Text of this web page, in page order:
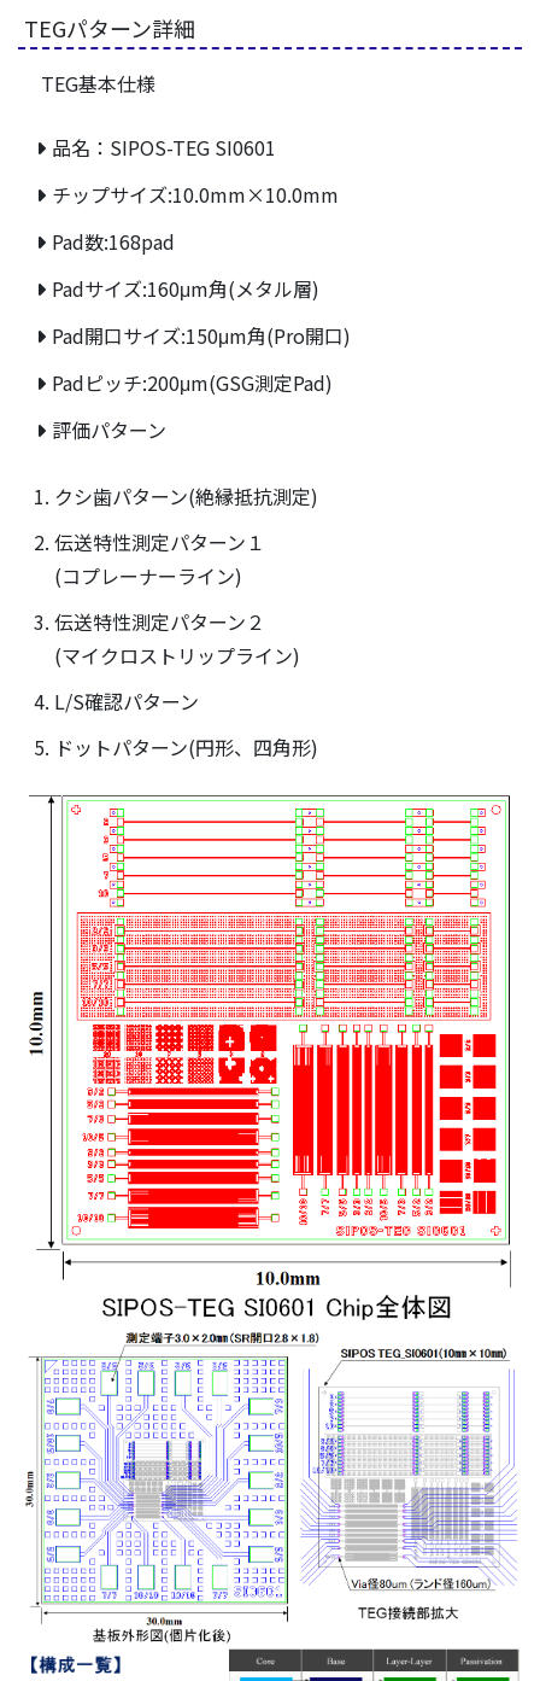
TEGパターン詳細
TEG基本仕様
品名：SIPOS-TEG SI0601
チップサイズ:10.0mm×10.0mm
Pad数:168pad
Padサイズ:160μm角(メタル層)
Pad開口サイズ:150μm角(Pro開口)
Padピッチ:200μm(GSG測定Pad)
評価パターン
クシ歯パターン(絶縁抵抗測定)
伝送特性測定パターン１
(コプレーナーライン)
伝送特性測定パターン２
(マイクロストリップライン)
L/S確認パターン
ドットパターン(円形、四角形)